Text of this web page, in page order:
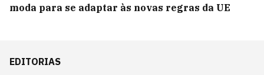
moda para se adaptar às novas regras da UE
EDITORIAS